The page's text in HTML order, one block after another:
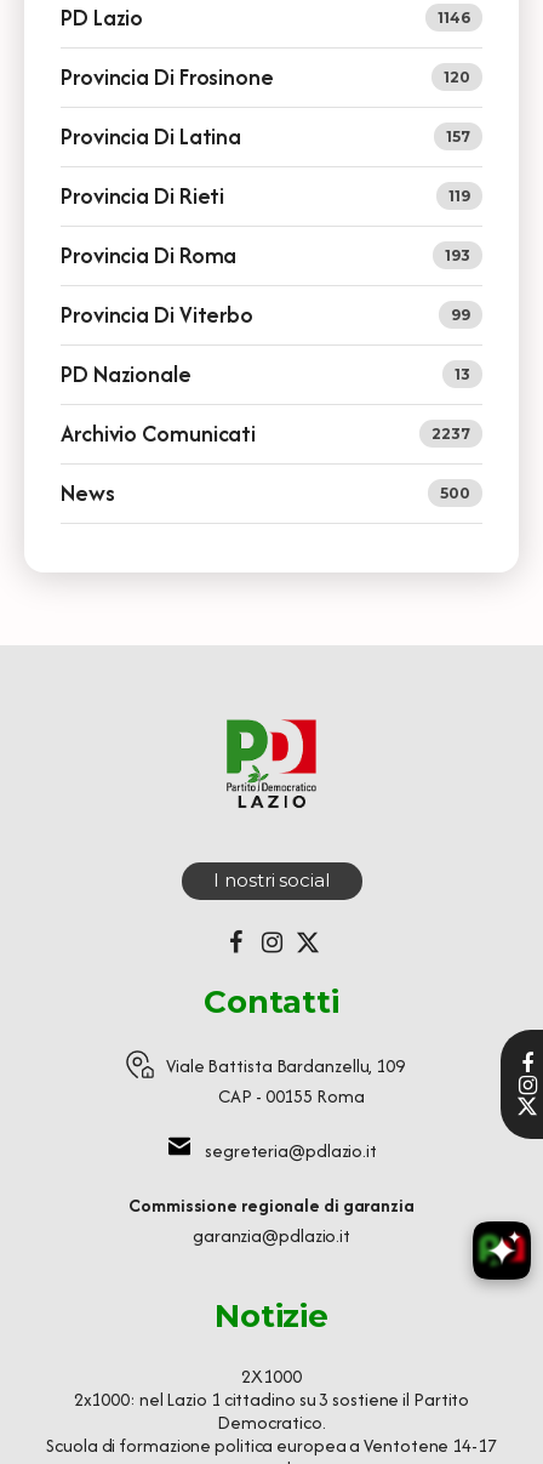
PD Lazio 1146
Provincia Di Frosinone 120
Provincia Di Latina 157
Provincia Di Rieti 119
Provincia Di Roma 193
Provincia Di Viterbo 99
PD Nazionale 13
Archivio Comunicati 2237
News 500
I nostri social
Contatti
Viale Battista Bardanzellu, 109
CAP - 00155 Roma
segreteria@pdlazio.it
Commissione regionale di garanzia
garanzia@pdlazio.it
Notizie
2X1000
2x1000: nel Lazio 1 cittadino su 3 sostiene il Partito
Democratico.
Scuola di formazione politica europea a Ventotene 14-17